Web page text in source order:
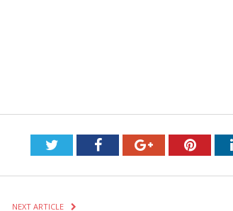
TwitterFacebookGoogle+
NEXT ARTICLE